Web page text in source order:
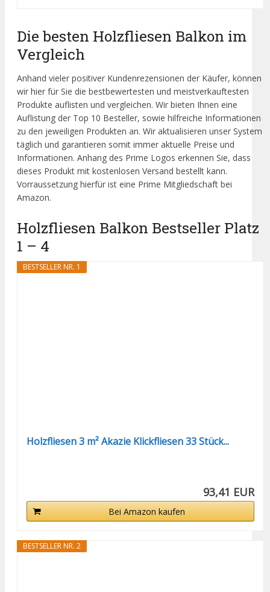
Die besten Holzfliesen Balkon im
Vergleich
Anhand vieler positiver Kundenrezensionen der Käufer, können
wir hier für Sie die bestbewertesten und meistverkauftesten
Produkte auflisten und vergleichen. Wir bieten Ihnen eine
Auflistung der Top 10 Besteller, sowie hilfreiche Informationen
zu den jeweiligen Produkten an. Wir aktualisieren unser System
täglich und garantieren somit immer aktuelle Preise und
Informationen. Anhang des Prime Logos erkennen Sie, dass
dieses Produkt mit kostenlosen Versand bestellt kann.
Vorraussetzung hierfür ist eine Prime Mitgliedschaft bei
Amazon.
Holzfliesen Balkon Bestseller Platz
1 – 4
BESTSELLER NR. 1
Holzfliesen 3 m² Akazie Klickfliesen 33 Stück...
93,41 EUR
Bei Amazon kaufen
BESTSELLER NR. 2